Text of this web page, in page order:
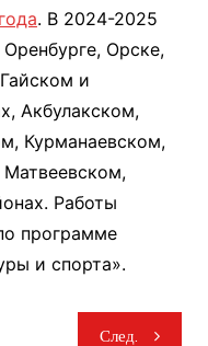
. В 2024-2025
Орске,
и
Акбулакском,
Курманаевском,
Работы
программе
и спорта».
След.